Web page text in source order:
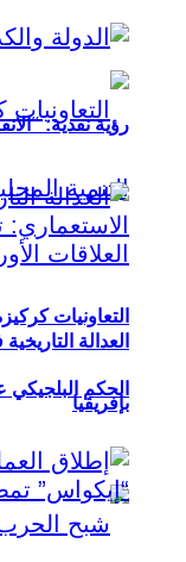
التعاونيات
بإفريقيا
رؤية نقدية:
العدالة
الحكم البلجيكي